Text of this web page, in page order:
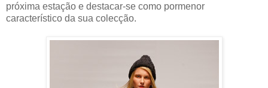
próxima estação e destacar-se como pormenor
característico da sua colecção.